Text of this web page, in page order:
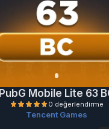
PubG Mobile Lite 63
Tencent Games